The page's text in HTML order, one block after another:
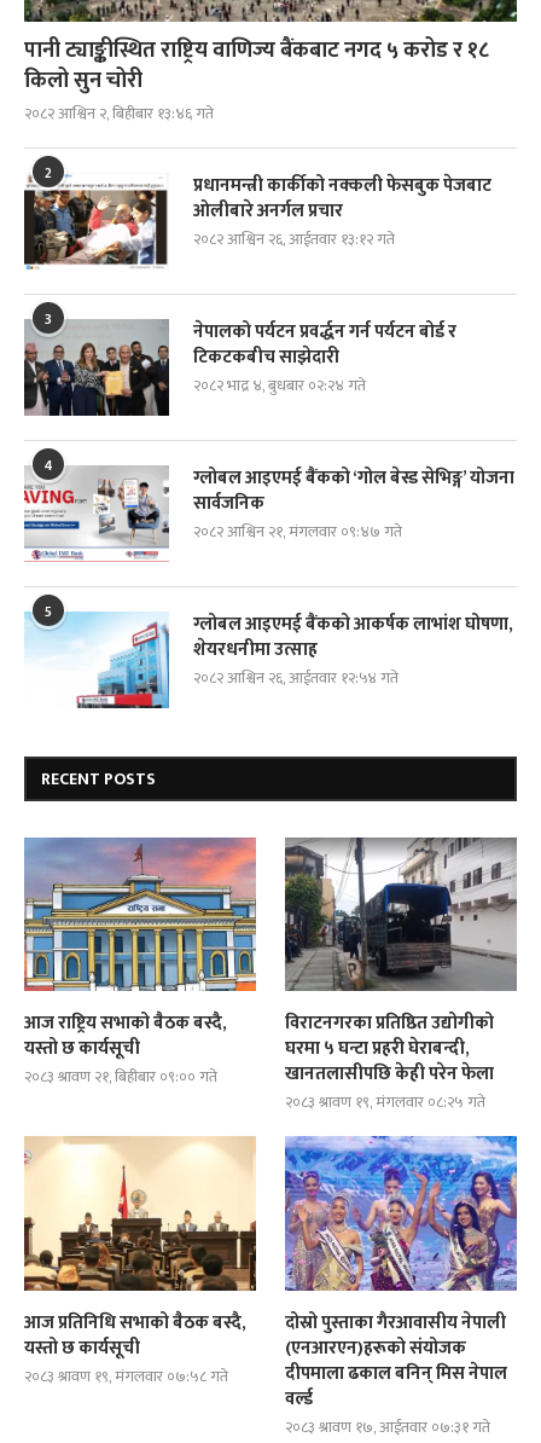
पानी ट्याङ्कीस्थित राष्ट्रिय वाणिज्य बैंकबाट नगद ५ करोड र १८
किलो सुन चोरी
२०८२ आश्विन २, बिहीबार १३:४६ गते
2
प्रधानमन्त्री कार्कीको नक्कली फेसबुक पेजबाट
ओलीबारे अनर्गल प्रचार
२०८२ आश्विन २६, आईतवार १३:१२ गते
3
नेपालको पर्यटन प्रवर्द्धन गर्न पर्यटन बोर्ड र
टिकटकबीच साझेदारी
२०८२ भाद्र ४, बुधबार ०२:२४ गते
4
ग्लोबल आइएमई बैंकको ‘गोल बेस्ड सेभिङ्ग’ योजना
सार्वजनिक
२०८२ आश्विन २१, मंगलवार ०९:४७ गते
5
ग्लोबल आइएमई बैंकको आकर्षक लाभांश घोषणा,
शेयरधनीमा उत्साह
२०८२ आश्विन २६, आईतवार १२:५४ गते
RECENT POSTS
आज राष्ट्रिय सभाको बैठक बस्दै,
यस्तो छ कार्यसूची
२०८३ श्रावण २१, बिहीबार ०९:०० गते
विराटनगरका प्रतिष्ठित उद्योगीको
घरमा ५ घन्टा प्रहरी घेराबन्दी,
खानतलासीपछि केही परेन फेला
२०८३ श्रावण १९, मंगलवार ०८:२५ गते
आज प्रतिनिधि सभाको बैठक बस्दै,
यस्तो छ कार्यसूची
२०८३ श्रावण १९, मंगलवार ०७:५८ गते
दोस्रो पुस्ताका गैरआवासीय नेपाली
(एनआरएन)हरूको संयोजक
दीपमाला ढकाल बनिन् मिस नेपाल
वर्ल्ड
२०८३ श्रावण १७, आईतवार ०७:३१ गते